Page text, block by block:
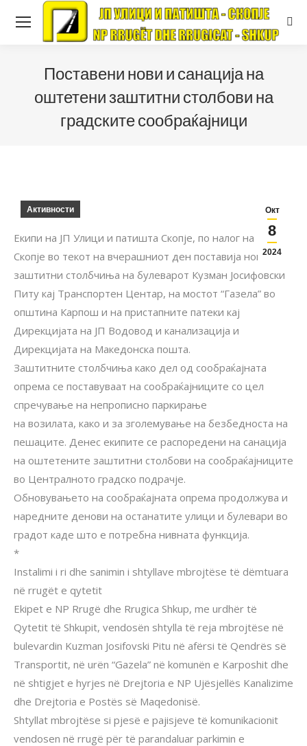
Поставени нови и санација на
оштетени заштитни столбови на
градските сообраќајници
Окт
8
2024
Активности
Екипи на ЈП Улици и патишта Скопје, по налог на Град
Скопје во текот на вчерашниот ден поставија нови
заштитни столбчиња на булеварот Кузман Јосифовски
Питу кај Транспортен Центар, на мостот “Газела” во
општина Карпош и на пристапните патеки кај
Дирекцијата на ЈП Водовод и канализација и
Дирекцијата на Македонска пошта.
Заштитните столбчиња како дел од сообраќајната
опрема се поставуваат на сообраќајниците со цел
спречување на непрописно паркирање
на возилата, како и за зголемување на безбедноста на
пешаците. Денес екипите се распоредени на санација
на оштетените заштитни столбови на сообраќајниците
во Централното градско подрачје.
Обновувањето на сообраќајната опрема продолжува и
наредните денови на останатите улици и булевари во
градот каде што е потребна нивната функција.
*
Instalimi i ri dhe sanimin i shtyllave mbrojtëse të dëmtuara
në rrugët e qytetit
Ekipet e NP Rrugë dhe Rrugica Shkup, me urdhër të
Qytetit të Shkupit, vendosën shtylla të reja mbrojtëse në
bulevardin Kuzman Josifovski Pitu në afërsi të Qendrës së
Transportit, në urën “Gazela” në komunën e Karposhit dhe
në shtigjet e hyrjes në Drejtoria e NP Ujësjellës Kanalizime
dhe Drejtoria e Postës së Maqedonisë.
Shtyllat mbrojtëse si pjesë e pajisjeve të komunikacionit
vendosen në rrugë për të parandaluar parkimin e